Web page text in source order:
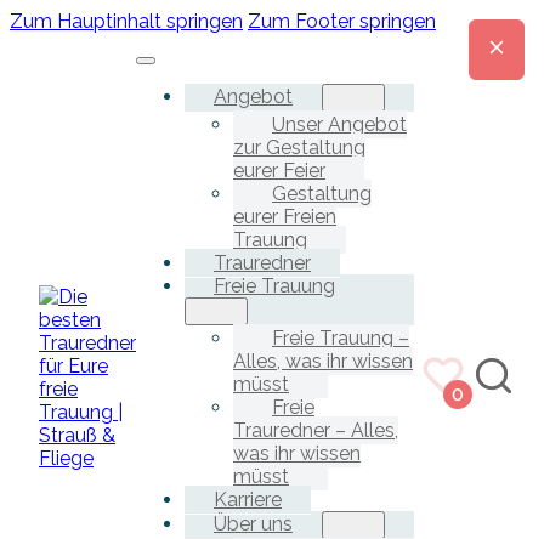
Zum Hauptinhalt springen Zum Footer springen
Angebot
Unser Angebot
zur Gestaltung
eurer Feier
Gestaltung
eurer Freien
Trauung
Trauredner
Freie Trauung
Freie Trauung –
Alles, was ihr wissen
müsst
Freie
Trauredner – Alles,
was ihr wissen
müsst
Karriere
Über uns
0